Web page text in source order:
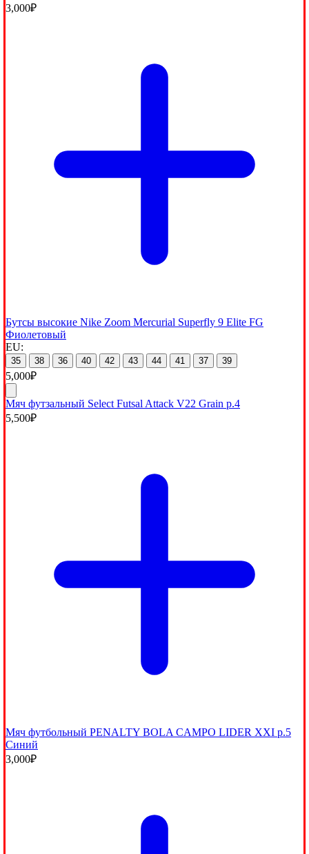
3,000₽
Бутсы высокие Nike Zoom Mercurial Superfly 9 Elite FG
Фиолетовый
EU:
35 38 36 40 42 43 44 41 37 39
5,000₽
Мяч футзальный Select Futsal Attack V22 Grain р.4
5,500₽
Мяч футбольный PENALTY BOLA CAMPO LIDER XXI р.5
Синий
3,000₽